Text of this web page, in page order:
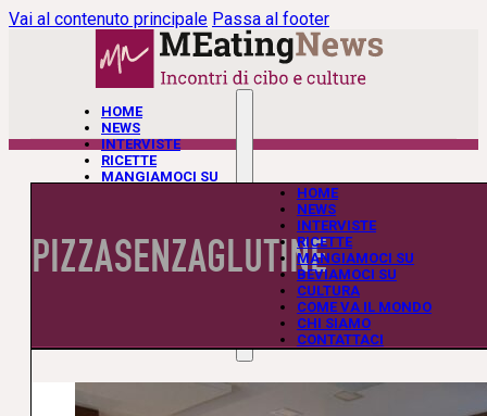
Vai al contenuto principale Passa al footer
HOME
NEWS
INTERVISTE
RICETTE
MANGIAMOCI SU
CHI SIAMO
CONTATTACI
HOME
NEWS
INTERVISTE
RICETTE
MANGIAMOCI SU
BEVIAMOCI SU
CULTURA
COME VA IL MONDO
CHI SIAMO
CONTATTACI
PIZZASENZAGLUTINE